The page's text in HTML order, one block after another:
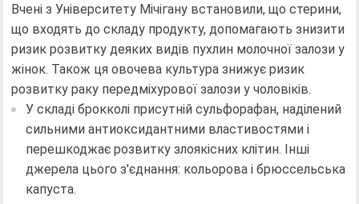
Вчені з Університету Мічігану встановили, що стерини,
що входять до складу продукту, допомагають знизити
ризик розвитку деяких видів пухлин молочної залози у
жінок. Також ця овочева культура знижує ризик
розвитку раку передміхурової залози у чоловіків.
У складі брокколі присутній сульфорафан, наділений
сильними антиоксидантними властивостями і
перешкоджає розвитку злоякісних клітин. Інші
джерела цього з'єднання: кольорова і брюссельська
капуста.